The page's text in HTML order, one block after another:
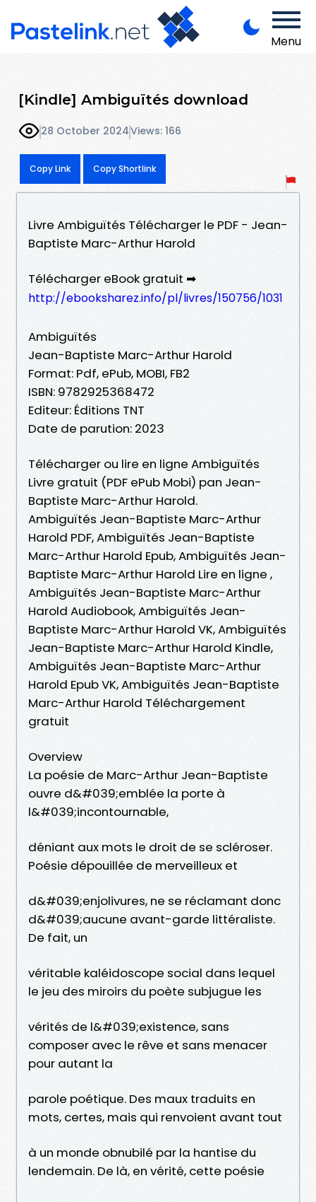
Menu
[Kindle] Ambiguïtés download
28 October 2024Views: 166
Copy Link Copy Shortlink
Livre Ambiguïtés Télécharger le PDF - Jean-
Baptiste Marc-Arthur Harold
Télécharger eBook gratuit ➡
http://ebooksharez.info/pl/livres/150756/1031
Ambiguïtés
Jean-Baptiste Marc-Arthur Harold
Format: Pdf, ePub, MOBI, FB2
ISBN: 9782925368472
Editeur: Éditions TNT
Date de parution: 2023
Télécharger ou lire en ligne Ambiguïtés
Livre gratuit (PDF ePub Mobi) pan Jean-
Baptiste Marc-Arthur Harold.
Ambiguïtés Jean-Baptiste Marc-Arthur
Harold PDF, Ambiguïtés Jean-Baptiste
Marc-Arthur Harold Epub, Ambiguïtés Jean-
Baptiste Marc-Arthur Harold Lire en ligne ,
Ambiguïtés Jean-Baptiste Marc-Arthur
Harold Audiobook, Ambiguïtés Jean-
Baptiste Marc-Arthur Harold VK, Ambiguïtés
Jean-Baptiste Marc-Arthur Harold Kindle,
Ambiguïtés Jean-Baptiste Marc-Arthur
Harold Epub VK, Ambiguïtés Jean-Baptiste
Marc-Arthur Harold Téléchargement
gratuit
Overview
La poésie de Marc-Arthur Jean-Baptiste
ouvre d&#039;emblée la porte à
l&#039;incontournable,
déniant aux mots le droit de se scléroser.
Poésie dépouillée de merveilleux et
d&#039;enjolivures, ne se réclamant donc
d&#039;aucune avant-garde littéraliste.
De fait, un
véritable kaléidoscope social dans lequel
le jeu des miroirs du poète subjugue les
vérités de l&#039;existence, sans
composer avec le rêve et sans menacer
pour autant la
parole poétique. Des maux traduits en
mots, certes, mais qui renvoient avant tout
à un monde obnubilé par la hantise du
lendemain. De là, en vérité, cette poésie